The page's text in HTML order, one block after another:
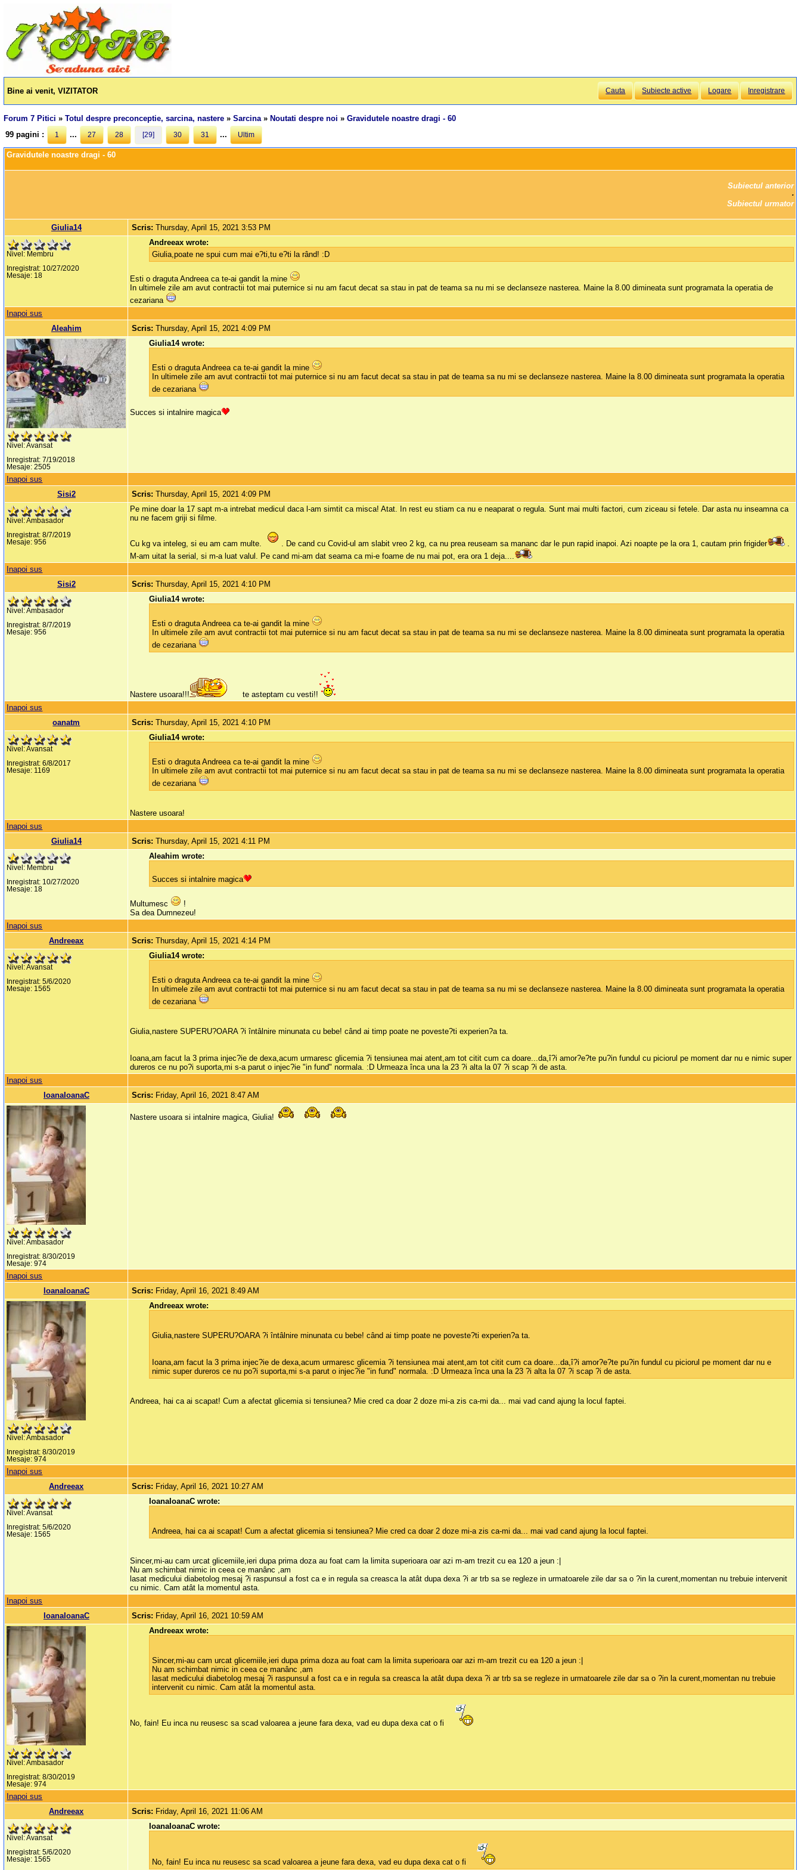
Bine ai venit, VIZITATOR Cauta Subiecte active Logare Inregistrare
Forum 7 Pitici »Totul despre preconceptie, sarcina, nastere »Sarcina» Noutati despre noi »Gravidutele noastre dragi - 60
99 pagini :
1 ... 27 28 [29] 30 31 ... Ultim
Gravidutele noastre dragi - 60
Subiectul anterior
Subiectul urmator
Giulia14 Scris:Thursday, April 15, 2021 3:53 PM
Nivel: Membru
Inregistrat: 10/27/2020
Mesaje: 18
Andreeax wrote:
Giulia,poate ne spui cum mai e?ti,tu e?ti la rând! :D
Esti o draguta Andreea ca te-ai gandit la mine
In ultimele zile am avut contractii tot mai puternice si nu am facut decat sa stau in pat de teama sa nu mi se declanseze nasterea. Maine la 8.00 dimineata sunt programata la operatia de
cezariana
Inapoi sus
Aleahim
Scris:Thursday, April 15, 2021 4:09 PM
Nivel: Avansat
Inregistrat: 7/19/2018
Mesaje: 2505
Giulia14 wrote:
Esti o draguta Andreea ca te-ai gandit la mine
In ultimele zile am avut contractii tot mai puternice si nu am facut decat sa stau in pat de teama sa nu mi se declanseze nasterea. Maine la 8.00 dimineata sunt programata la operatia
de cezariana
Succes si intalnire magica
Inapoi sus
Sisi2
Scris:Thursday, April 15, 2021 4:09 PM
Nivel: Ambasador
Inregistrat: 8/7/2019
Mesaje: 956
Pe mine doar la 17 sapt m-a intrebat medicul daca l-am simtit ca misca! Atat. In rest eu stiam ca nu e neaparat o regula. Sunt mai multi factori, cum ziceau si fetele. Dar asta nu inseamna ca
nu ne facem griji si filme.
Cu kg va inteleg, si eu am cam multe. . De cand cu Covid-ul am slabit vreo 2 kg, ca nu prea reuseam sa mananc dar le pun rapid inapoi. Azi noapte pe la ora 1, cautam prin frigider
.
M-am uitat la serial, si m-a luat valul. Pe cand mi-am dat seama ca mi-e foame de nu mai pot, era ora 1 deja....
Inapoi sus
Sisi2
Scris:Thursday, April 15, 2021 4:10 PM
Nivel: Ambasador
Inregistrat: 8/7/2019
Mesaje: 956
Giulia14 wrote:
Esti o draguta Andreea ca te-ai gandit la mine
In ultimele zile am avut contractii tot mai puternice si nu am facut decat sa stau in pat de teama sa nu mi se declanseze nasterea. Maine la 8.00 dimineata sunt programata la operatia
de cezariana
Nastere usoara!!!
te asteptam cu vesti!!
Inapoi sus
oanatm
Scris:Thursday, April 15, 2021 4:10 PM
Nivel: Avansat
Inregistrat: 6/8/2017
Mesaje: 1169
Giulia14 wrote:
Esti o draguta Andreea ca te-ai gandit la mine
In ultimele zile am avut contractii tot mai puternice si nu am facut decat sa stau in pat de teama sa nu mi se declanseze nasterea. Maine la 8.00 dimineata sunt programata la operatia
de cezariana
Nastere usoara!
Inapoi sus
Giulia14
Scris:Thursday, April 15, 2021 4:11 PM
Nivel: Membru
Inregistrat: 10/27/2020
Mesaje: 18
Aleahim wrote:
Succes si intalnire magica
Multumesc
!
Sa dea Dumnezeu!
Inapoi sus
Andreeax
Scris:Thursday, April 15, 2021 4:14 PM
Nivel: Avansat
Inregistrat: 5/6/2020
Mesaje: 1565
Giulia14 wrote:
Esti o draguta Andreea ca te-ai gandit la mine
In ultimele zile am avut contractii tot mai puternice si nu am facut decat sa stau in pat de teama sa nu mi se declanseze nasterea. Maine la 8.00 dimineata sunt programata la operatia
de cezariana
Giulia,nastere SUPERU?OARA ?i întâlnire minunata cu bebe! când ai timp poate ne poveste?ti experien?a ta.
Ioana,am facut la 3 prima injec?ie de dexa,acum urmaresc glicemia ?i tensiunea mai atent,am tot citit cum ca doare...da,î?i amor?e?te pu?in fundul cu piciorul pe moment dar nu e nimic super
dureros ce nu po?i suporta,mi s-a parut o injec?ie "in fund" normala. :D Urmeaza înca una la 23 ?i alta la 07 ?i scap ?i de asta.
Inapoi sus
IoanaIoanaC
Scris: Friday, April 16, 2021 8:47 AM
Nivel: Ambasador
Inregistrat: 8/30/2019
Mesaje: 974
Nastere usoara si intalnire magica, Giulia!
Inapoi sus
IoanaIoanaC
Scris: Friday, April 16, 2021 8:49 AM
Nivel: Ambasador
Inregistrat: 8/30/2019
Mesaje: 974
Andreeax wrote:
Giulia,nastere SUPERU?OARA ?i întâlnire minunata cu bebe! când ai timp poate ne poveste?ti experien?a ta.
Ioana,am facut la 3 prima injec?ie de dexa,acum urmaresc glicemia ?i tensiunea mai atent,am tot citit cum ca doare...da,î?i amor?e?te pu?in fundul cu piciorul pe moment dar nu e
nimic super dureros ce nu po?i suporta,mi s-a parut o injec?ie "in fund" normala. :D Urmeaza înca una la 23 ?i alta la 07 ?i scap ?i de asta.
Andreea, hai ca ai scapat! Cum a afectat glicemia si tensiunea? Mie cred ca doar 2 doze mi-a zis ca-mi da... mai vad cand ajung la locul faptei.
Inapoi sus
Andreeax
Scris: Friday, April 16, 2021 10:27 AM
Nivel: Avansat
Inregistrat: 5/6/2020
Mesaje: 1565
IoanaIoanaC wrote:
Andreea, hai ca ai scapat! Cum a afectat glicemia si tensiunea? Mie cred ca doar 2 doze mi-a zis ca-mi da... mai vad cand ajung la locul faptei.
Sincer,mi-au cam urcat glicemiile,ieri dupa prima doza au foat cam la limita superioara oar azi m-am trezit cu ea 120 a jeun :|
Nu am schimbat nimic in ceea ce manânc ,am
lasat medicului diabetolog mesaj ?i raspunsul a fost ca e in regula sa creasca la atât dupa dexa ?i ar trb sa se regleze in urmatoarele zile dar sa o ?in la curent,momentan nu trebuie intervenit
cu nimic. Cam atât la momentul asta.
Inapoi sus
IoanaIoanaC
Scris: Friday, April 16, 2021 10:59 AM
Nivel: Ambasador
Inregistrat: 8/30/2019
Mesaje: 974
Andreeax wrote:
Sincer,mi-au cam urcat glicemiile,ieri dupa prima doza au foat cam la limita superioara oar azi m-am trezit cu ea 120 a jeun :|
Nu am schimbat nimic in ceea ce manânc ,am
lasat medicului diabetolog mesaj ?i raspunsul a fost ca e in regula sa creasca la atât dupa dexa ?i ar trb sa se regleze in urmatoarele zile dar sa o ?in la curent,momentan nu trebuie
intervenit cu nimic. Cam atât la momentul asta.
No, fain! Eu inca nu reusesc sa scad valoarea a jeune fara dexa, vad eu dupa dexa cat o fi
Inapoi sus
Andreeax
Scris: Friday, April 16, 2021 11:06 AM
Nivel: Avansat
Inregistrat: 5/6/2020
Mesaje: 1565
IoanaIoanaC wrote:
No, fain! Eu inca nu reusesc sa scad valoarea a jeune fara dexa, vad eu dupa dexa cat o fi